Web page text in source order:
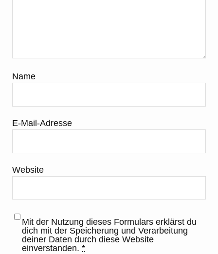
Name
E-Mail-Adresse
Website
Mit der Nutzung dieses Formulars erklärst du
dich mit der Speicherung und Verarbeitung
deiner Daten durch diese Website
einverstanden.*